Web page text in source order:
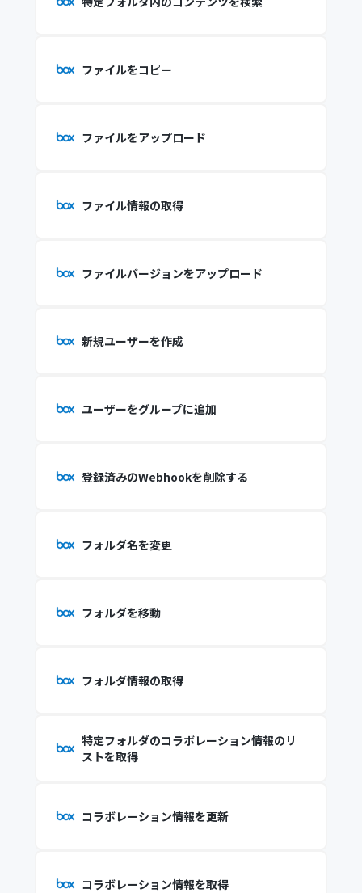
ファイルをコピー
ファイルをアップロード
ファイル情報の取得
ファイルバージョンをアップロード
新規ユーザーを作成
ユーザーをグループに追加
登録済みのWebhookを削除する
フォルダ名を変更
フォルダを移動
フォルダ情報の取得
特定フォルダのコラボレーション情報のリ
ストを取得
コラボレーション情報を更新
コラボレーション情報を取得